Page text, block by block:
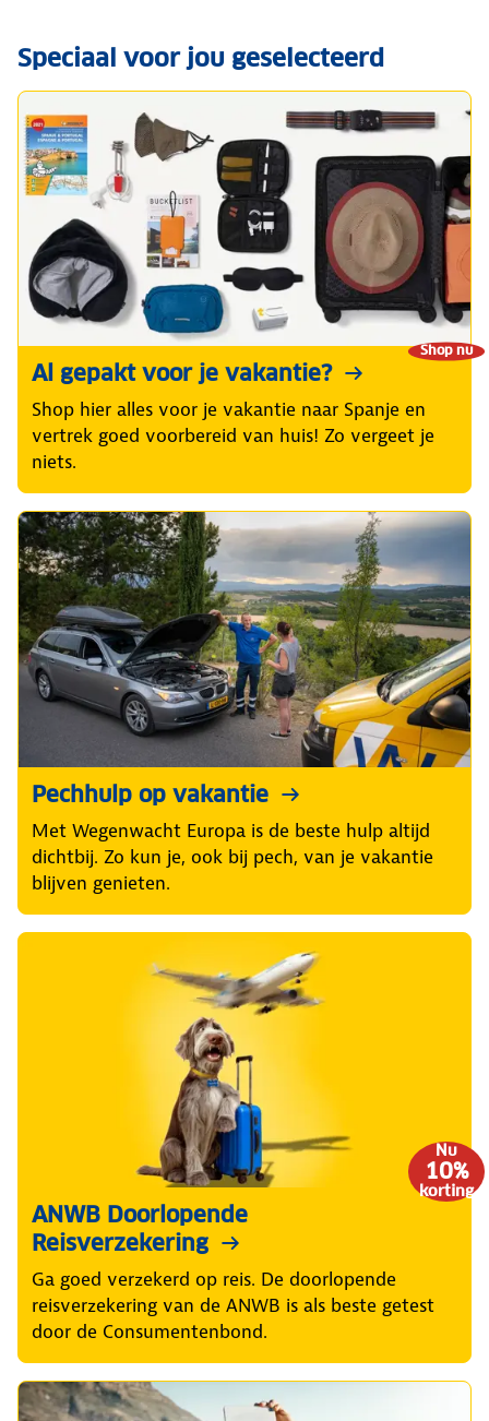
Speciaal voor jou geselecteerd
Shop nu
Al gepakt voor je vakantie?
Shop hier alles voor je vakantie naar Spanje en
vertrek goed voorbereid van huis! Zo vergeet je
niets.
Pechhulp op vakantie
Met Wegenwacht Europa is de beste hulp altijd
dichtbij. Zo kun je, ook bij pech, van je vakantie
blijven genieten.
Nu
10%
korting
ANWB Doorlopende
Reisverzekering
Ga goed verzekerd op reis. De doorlopende
reisverzekering van de ANWB is als beste getest
door de Consumentenbond.